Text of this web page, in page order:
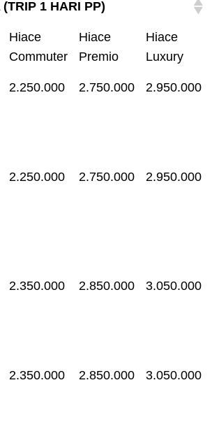
1 HARI PP)
Hiace
Commuter
Hiace
Premio
Hiace
Luxury
2.250.000 2.750.000 2.950.000
2.250.000 2.750.000 2.950.000
2.350.000 2.850.000 3.050.000
2.350.000 2.850.000 3.050.000